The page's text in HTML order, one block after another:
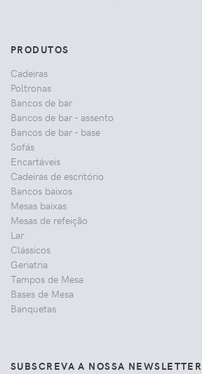
PRODUTOS
Cadeiras
Poltronas
Bancos de bar
Bancos de bar - assento
Bancos de bar - base
Sofás
Encartáveis
Cadeiras de escritório
Bancos baixos
Mesas baixas
Mesas de refeição
Lar
Clássicos
Geriatria
Tampos de Mesa
Bases de Mesa
Banquetas
SUBSCREVA A NOSSA NEWSLETTER